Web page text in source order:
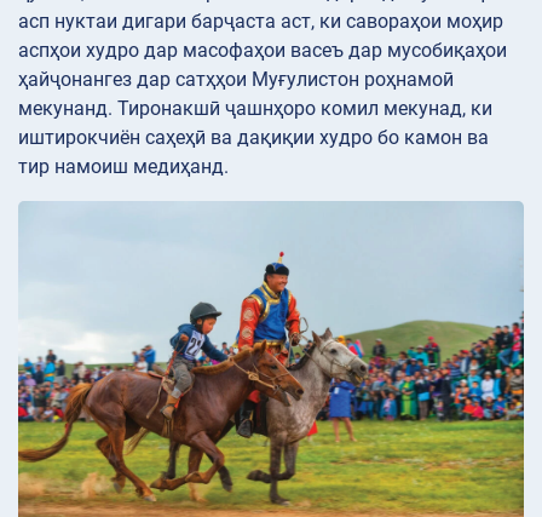
асп нуктаи дигари барҷаста аст, ки савораҳои моҳир
аспҳои худро дар масофаҳои васеъ дар мусобиқаҳои
ҳайҷонангез дар сатҳҳои Муғулистон роҳнамоӣ
мекунанд. Тиронакшӣ ҷашнҳоро комил мекунад, ки
иштирокчиён саҳеҳӣ ва дақиқии худро бо камон ва
тир намоиш медиҳанд.